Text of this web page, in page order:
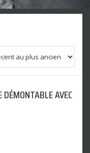
DÉMONTABLE AVEC